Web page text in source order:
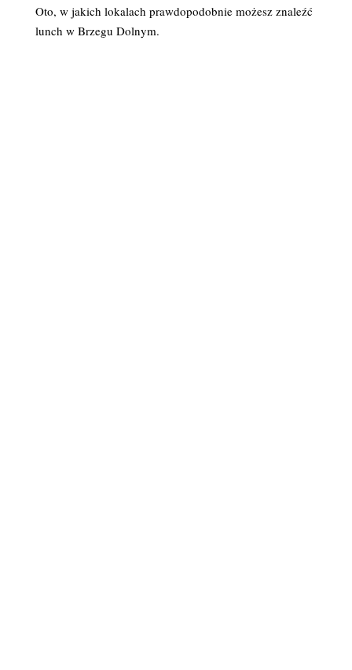
Oto, w jakich lokalach prawdopodobnie możesz znaleźć
lunch w Brzegu Dolnym.